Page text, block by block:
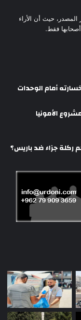
المصدر، حيث أن الأراء
أصحابها فقط.
أمام الوحدات
الأمونيا
ركلة جزاء ضد باريس؟